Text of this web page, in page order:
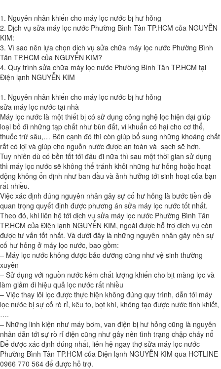
1. Nguyên nhân khiến cho máy lọc nước bị hư hỏng
2. Dịch vụ sửa máy lọc nước Phường Bình Tân TP.HCM của NGUYỄN
KIM:
3. Vì sao nên lựa chọn dịch vụ sửa chữa máy lọc nước Phường Bình
Tân TP.HCM của NGUYỄN KIM?
4. Quy trình sửa chữa máy lọc nước Phường Bình Tân TP.HCM tại
Điện lạnh NGUYỄN KIM
1. Nguyên nhân khiến cho máy lọc nước bị hư hỏng
sửa máy lọc nước tại nhà
Máy lọc nước là một thiết bị có sử dụng công nghệ lọc hiện đại giúp
loại bỏ đi những tạp chất như bùn đất, vi khuẩn có hại cho cơ thể,
thuốc trừ sâu,… Bên cạnh đó thì còn giúp bổ sung những khoáng chất
rất có lợi và giúp cho nguồn nước được an toàn và sạch sẽ hơn.
Tuy nhiên dù có bền tốt tới đâu đi nữa thì sau một thời gian sử dụng
thì máy lọc nước sẽ không thể tránh khỏi những hư hỏng hoặc hoạt
động không ổn định như ban đầu và ảnh hưởng tới sinh hoạt của bạn
rất nhiều.
Việc xác định đúng nguyên nhân gây sự cố hư hỏng là bước tiền đề
quan trọng quyết định được phương án sửa máy lọc nước tốt nhất.
Theo đó, khi liên hệ tới dịch vụ sửa máy lọc nước Phường Bình Tân
TP.HCM của Điện lạnh NGUYỄN KIM, ngoài được hỗ trợ dịch vụ còn
được tư vấn tốt nhất. Và dưới đây là những nguyên nhân gây nên sự
cố hư hỏng ở máy lọc nước, bao gồm:
– Máy lọc nước không được bảo dưỡng cũng như vệ sinh thường
xuyên
– Sử dụng với nguồn nước kém chất lượng khiến cho bịt màng lọc và
làm giảm đi hiệu quả lọc nước rất nhiều
– Việc thay lõi lọc được thực hiện không đúng quy trình, dẫn tới máy
lọc nước bị sự cố rò rỉ, kêu to, bọt khí, không tạo được nước tinh khiết,
….
– Những linh kiện như máy bơm, van điện bị hư hỏng cũng là nguyên
nhân dẫn tới sự rò rỉ điện cũng như gây nên tình trạng chập cháy nổ
Để được xác định đúng nhất, liên hệ ngay thợ sửa máy lọc nước
Phường Bình Tân TP.HCM của Điện lạnh NGUYỄN KIM qua HOTLINE
0966 770 564 để được hỗ trợ.